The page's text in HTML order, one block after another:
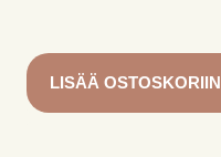
LISÄÄ OSTOSKORIIN